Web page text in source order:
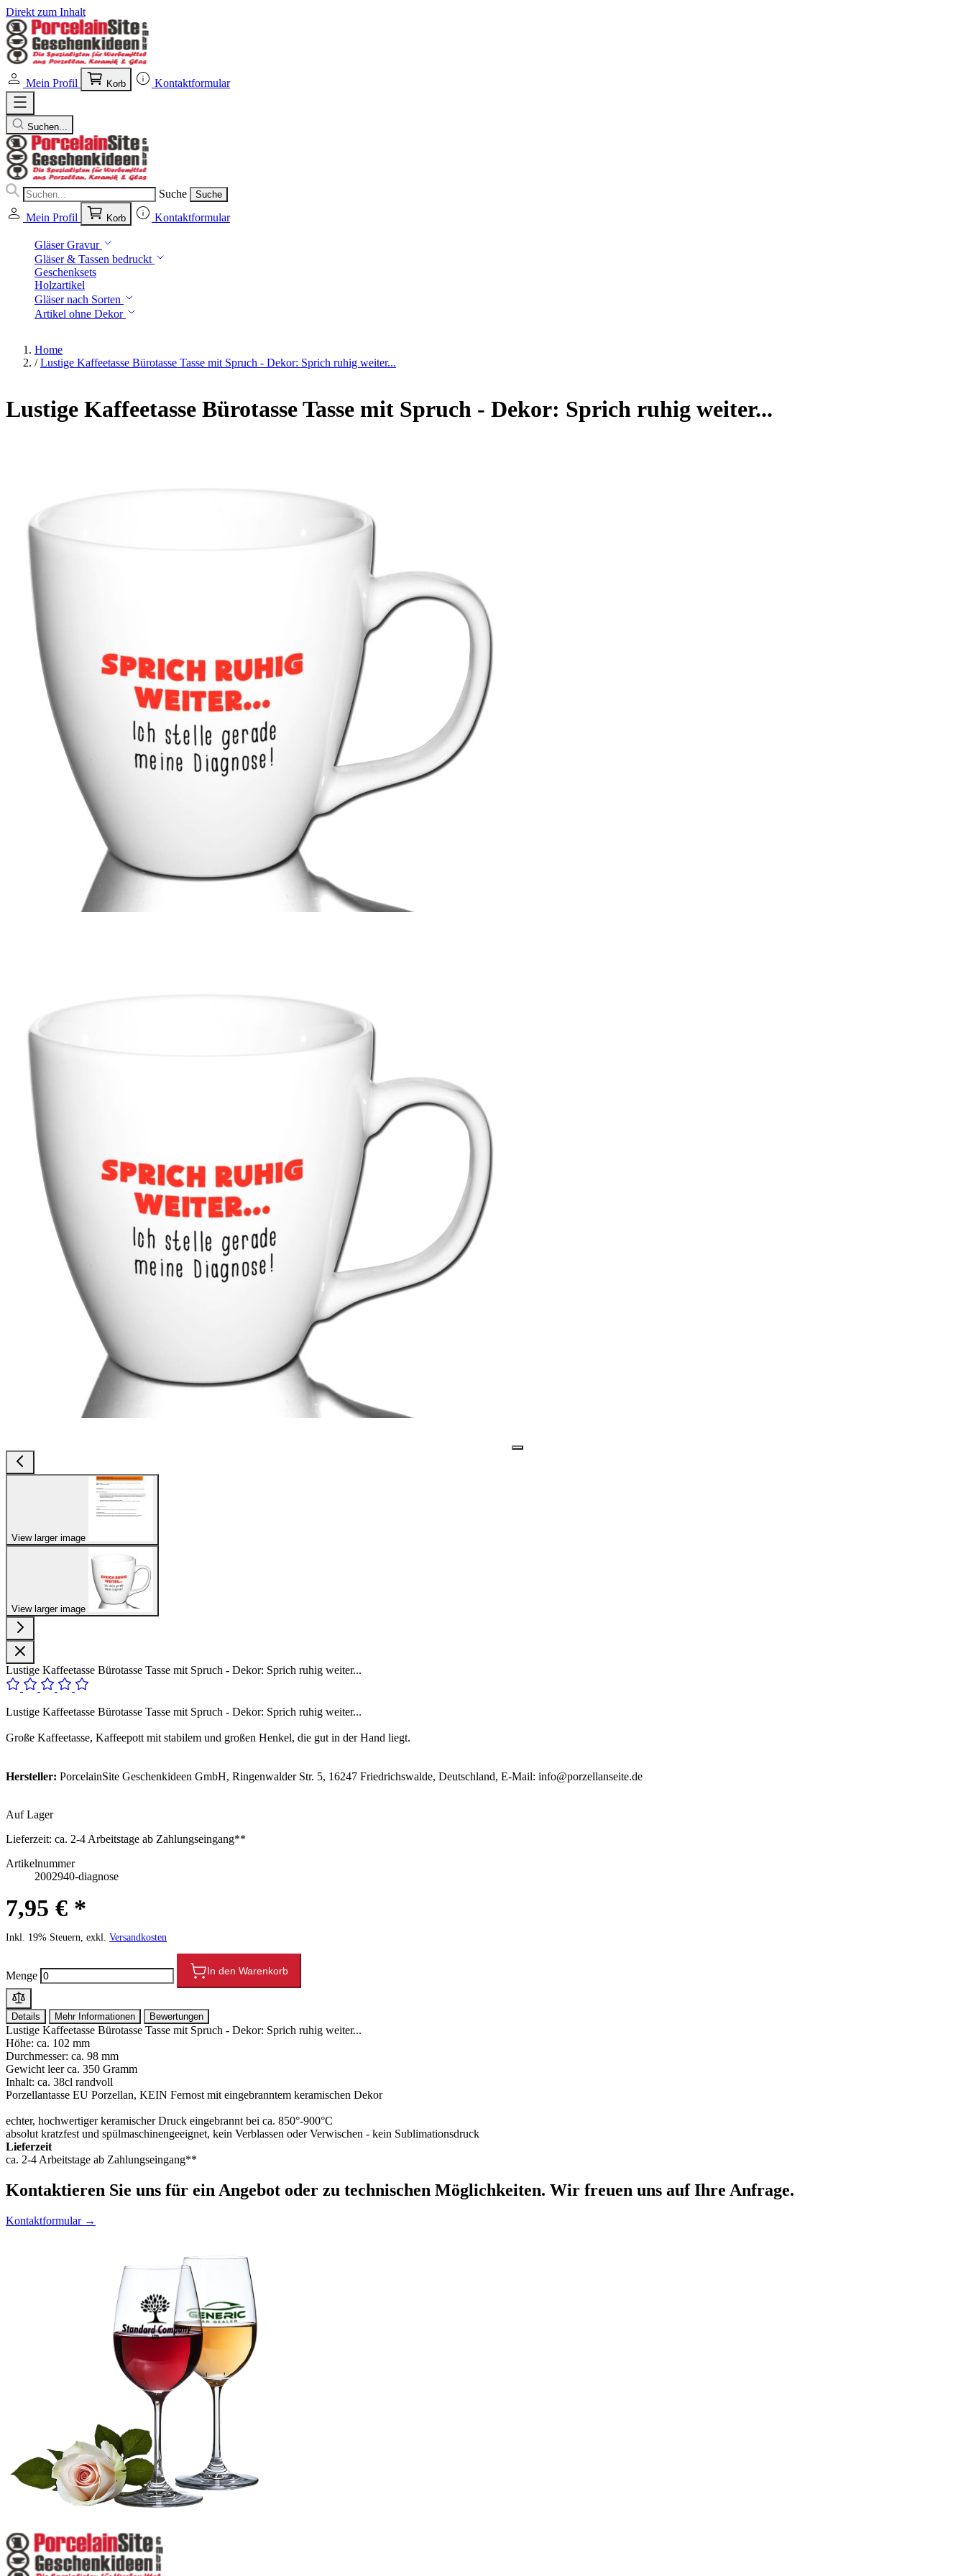
Direkt zum Inhalt
Mein Profil Korb Kontaktformular
Suchen...
Suche Suche
Mein Profil Korb Kontaktformular
Gläser Gravur
Gläser & Tassen bedruckt
Geschenksets
Holzartikel
Gläser nach Sorten
Artikel ohne Dekor
Home
/ Lustige Kaffeetasse Bürotasse Tasse mit Spruch - Dekor: Sprich ruhig weiter...
Lustige Kaffeetasse Bürotasse Tasse mit Spruch - Dekor: Sprich ruhig weiter...
View larger image
View larger image
Lustige Kaffeetasse Bürotasse Tasse mit Spruch - Dekor: Sprich ruhig weiter...
Lustige Kaffeetasse Bürotasse Tasse mit Spruch - Dekor: Sprich ruhig weiter...
Große Kaffeetasse, Kaffeepott mit stabilem und großen Henkel, die gut in der Hand liegt.
Hersteller: PorcelainSite Geschenkideen GmbH, Ringenwalder Str. 5, 16247 Friedrichswalde, Deutschland, E-Mail: info@porzellanseite.de
Auf Lager
Lieferzeit: ca. 2-4 Arbeitstage ab Zahlungseingang**
Artikelnummer
2002940-diagnose
7,95 € *
Inkl. 19% Steuern, exkl. Versandkosten
Menge In den Warenkorb
Details Mehr Informationen Bewertungen
Lustige Kaffeetasse Bürotasse Tasse mit Spruch - Dekor: Sprich ruhig weiter...
Höhe: ca. 102 mm
Durchmesser: ca. 98 mm
Gewicht leer ca. 350 Gramm
Inhalt: ca. 38cl randvoll
Porzellantasse EU Porzellan, KEIN Fernost mit eingebranntem keramischen Dekor
echter, hochwertiger keramischer Druck eingebrannt bei ca. 850°-900°C
absolut kratzfest und spülmaschinengeeignet, kein Verblassen oder Verwischen - kein Sublimationsdruck
Lieferzeit
ca. 2-4 Arbeitstage ab Zahlungseingang**
Kontaktieren Sie uns für ein Angebot oder zu technischen Möglichkeiten. Wir freuen uns auf Ihre Anfrage.
Kontaktformular →